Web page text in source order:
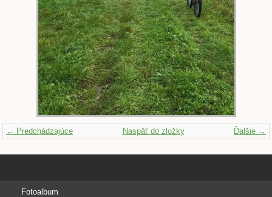
← Predchádzajúce Ďalšie →
Naspäť do zložky
Fotoalbum